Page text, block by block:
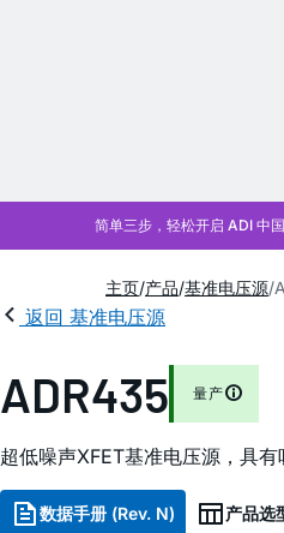
主页 产品 基准电压源
返回 基准电压源
ADR435 量产
超低噪声XFET基准电压源，具
数据手册 (Rev. N) 产品选